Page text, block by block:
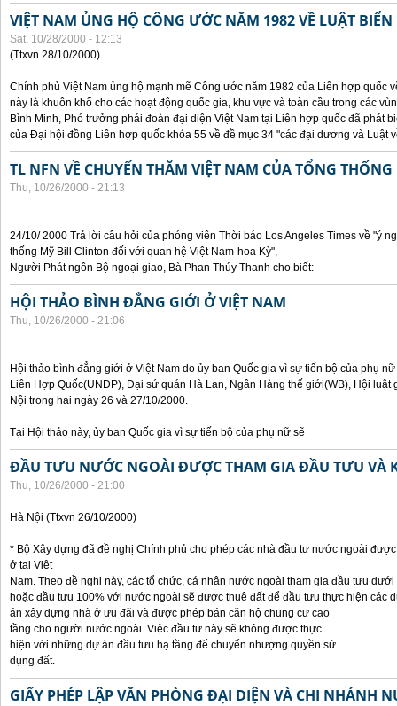
VIỆT NAM ỦNG HỘ CÔNG ƯỚC NĂM 1982 VỀ LUẬT BIỂN
Sat, 10/28/2000 - 12:13
(Ttxvn 28/10/2000)
Chính phủ Việt Nam ủng hộ mạnh mẽ Công ước năm 1982 của Liên hợp quốc
này là khuôn khổ cho các hoạt động quốc gia, khu vực và toàn cầu trong các
Bình Minh, Phó trưởng phái đoàn đại diện Việt Nam tại Liên hợp quốc đã phát
của Đại hội đồng Liên hợp quốc khóa 55 về đề mục 34 "các đại dương và Luật
TL NFN VỀ CHUYẾN THĂM VIỆT NAM CỦA TỔNG
Thu, 10/26/2000 - 21:13
24/10/ 2000 Trả lời câu hỏi của phóng viên Thời báo Los Angeles Times về "ý
thống Mỹ Bill Clinton đối với quan hệ Việt Nam-hoa Kỳ",
Người Phát ngôn Bộ ngoại giao, Bà Phan Thúy Thanh cho biết:
HỘI THẢO BÌNH ĐẲNG GIỚI Ở VIỆT NAM
Thu, 10/26/2000 - 21:06
Hội thảo bình đẳng giới ở Việt Nam do ủy ban Quốc gia vì sự tiến bộ của phụ
Liên Hợp Quốc(UNDP), Đại sứ quán Hà Lan, Ngân Hàng thế giới(WB), Hội luật
Nội trong hai ngày 26 và 27/10/2000.
Tại Hội thảo này, ủy ban Quốc gia vì sự tiến bộ của phụ nữ sẽ
ĐẦU TƯU NƯỚC NGOÀI ĐƯỢC THAM GIA ĐẦU TƯU VÀ
Thu, 10/26/2000 - 21:00
Hà Nội (Ttxvn 26/10/2000)
* Bộ Xây dựng đã đề nghị Chính phủ cho phép các nhà đầu tư nước ngoài
ở tại Việt
Nam. Theo đề nghị này, các tổ chức, cá nhân nước ngoài tham gia đầu tưu
hoặc đầu tưu 100% với nước ngoài sẽ được thuê đất để đầu tưu thực hiện các
án xây dựng nhà ở ưu đãi và được phép bán căn hộ chung cư cao
tầng cho người nước ngoài. Việc đầu tư này sẽ không được thực
hiện với những dự án đầu tưu hạ tầng để chuyển nhượng quyền sử
dụng đất.
GIẤY PHÉP LẬP VĂN PHÒNG ĐẠI DIỆN VÀ CHI NHÁNH